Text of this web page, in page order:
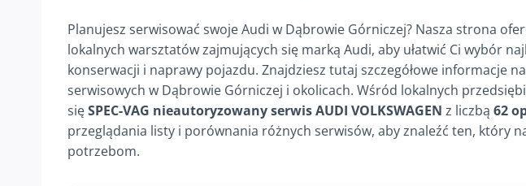
Planujesz serwisować swoje Audi w Dąbrowie Górniczej? Nasza strona
lokalnych warsztatów zajmujących się marką Audi, aby ułatwić Ci wybór
konserwacji i naprawy pojazdu. Znajdziesz tutaj szczegółowe informacje
serwisowych w Dąbrowie Górniczej i okolicach. Wśród lokalnych
sięSPEC-VAG nieautoryzowany serwis AUDI VOLKSWAGEN z liczbą 62
przeglądania listy i porównania różnych serwisów, aby znaleźć ten, który
potrzebom.